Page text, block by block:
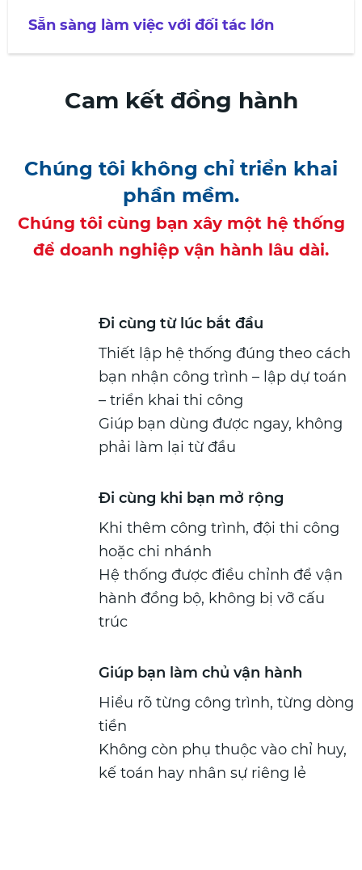
Sẵn sàng làm việc với đối tác lớn
Cam kết đồng hành
Chúng tôi không chỉ triển khai
phần mềm.
Chúng tôi cùng bạn xây một hệ thống
để doanh nghiệp vận hành lâu dài.
Đi cùng từ lúc bắt đầu
Thiết lập hệ thống đúng theo cách
bạn nhận công trình – lập dự toán
– triển khai thi công
Giúp bạn dùng được ngay, không
phải làm lại từ đầu
Đi cùng khi bạn mở rộng
Khi thêm công trình, đội thi công
hoặc chi nhánh
Hệ thống được điều chỉnh để vận
hành đồng bộ, không bị vỡ cấu
trúc
Giúp bạn làm chủ vận hành
Hiểu rõ từng công trình, từng dòng
tiền
Không còn phụ thuộc vào chỉ huy,
kế toán hay nhân sự riêng lẻ